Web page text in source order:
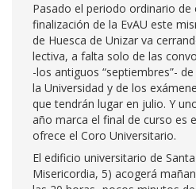
Pasado el periodo ordinario de
finalización de la EvAU este
de Huesca de Unizar va
lectiva, a falta solo de las
-los antiguos “septiembres”-
la Universidad y de los
que tendrán lugar en julio. Y
año marca el final de curso es
ofrece el Coro Universitario.
El edificio universitario de
Misericordia, 5) acogerá